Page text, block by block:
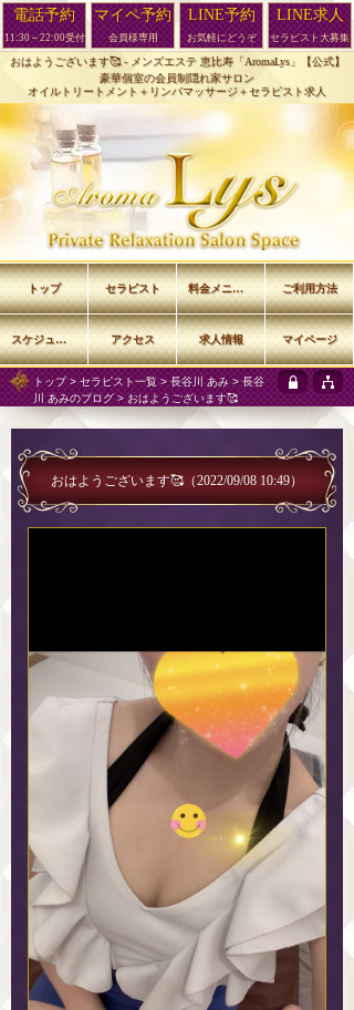
おはようございます🥰 - メンズエステ 恵比寿「AromaLys」【公式】
豪華個室の会員制隠れ家サロン
オイルトリートメント＋リンパマッサージ＋セラピスト求人
トップ> セラピスト一覧 >長谷川 あみ > 長谷
川 あみのブログ> おはようございます🥰
おはようございます🥰 （2022/09/08 10:49）
トップ セラピスト 料金メニュー ご利用方法
スケジュール アクセス 求人情報 マイページ
電話予約
11:30～22:00受付
マイペ予約
会員様専用
LINE予約
お気軽にどうぞ
LINE求人
セラピスト大募集